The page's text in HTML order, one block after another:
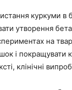
куркуми в
утворення
на
і покращувати
клінічні